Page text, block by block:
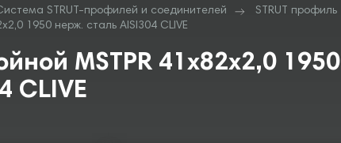
STRUT-профилей и соединителей STRUT профиль
1950 нерж. сталь AISI304 CLIVE
MSTPR 41х82х2,0 1950
CLIVE